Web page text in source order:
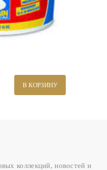
В КОРЗИНУ
коллекций, новостей и